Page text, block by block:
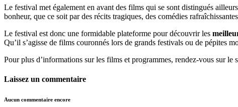
Le festival met également en avant des films qui se sont distingués
bonheur, que ce soit par des récits tragiques, des comédies
Le festival est donc une formidable plateforme pour découvrir les
Qu’il s’agisse de films couronnés lors de grands festivals ou de pépites
Pour plus d’informations sur les films et programmes, rendez-vous sur le
Laissez un commentaire
Aucun commentaire encore